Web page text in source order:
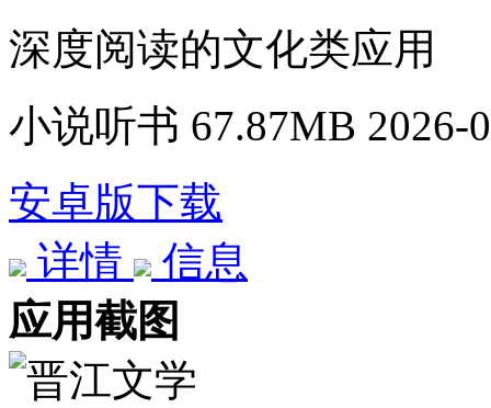
深度阅读的文化类应用
小说听书 67.87MB 2026-
安卓版下载
详情
信息
应用截图